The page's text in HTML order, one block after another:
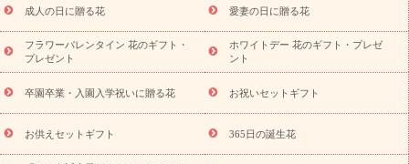
ンド花
お祝い お供え・お悔やみ 胡蝶蘭 胡蝶蘭・花鉢
ディ胡蝶蘭・お祝い
ミディ胡蝶蘭・お供え
世界初の青色胡蝶蘭
観葉植物
観葉植物 産直多肉植物
プリザーブドフラワー
お祝い
お供え・お悔やみ 花とセットギフト
セミオーダー
プチギフト（hanamore -ハナモア-）
花とみどりのeギフト
キューピットのeGfit
カラー ピンク イエローオレンジ
レッ
ド
お花の種類 トルコキキョウ
お祝い お祝い・3000円～ お祝い・4000円～
お祝い・
成人の日に贈る花 愛妻の日に贈る花
フラワーバレンタイン 花のギフト・
プレゼント
ホワイトデー 花のギフト・プレゼ
ント
卒園卒業・入園入学祝いに贈る花 お祝いセットギフト
お供えセットギフト 365日の誕生花